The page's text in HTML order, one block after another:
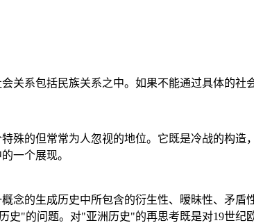
关系包括民族关系之中。如果不能通过具体的
殊的但常常为人忽视的地位。它既是冷战的构
一个展现。
念的生成历史中所包含的衍生性、暧昧性、矛
史"的问题。对"亚洲历史"的再思考既是对19世